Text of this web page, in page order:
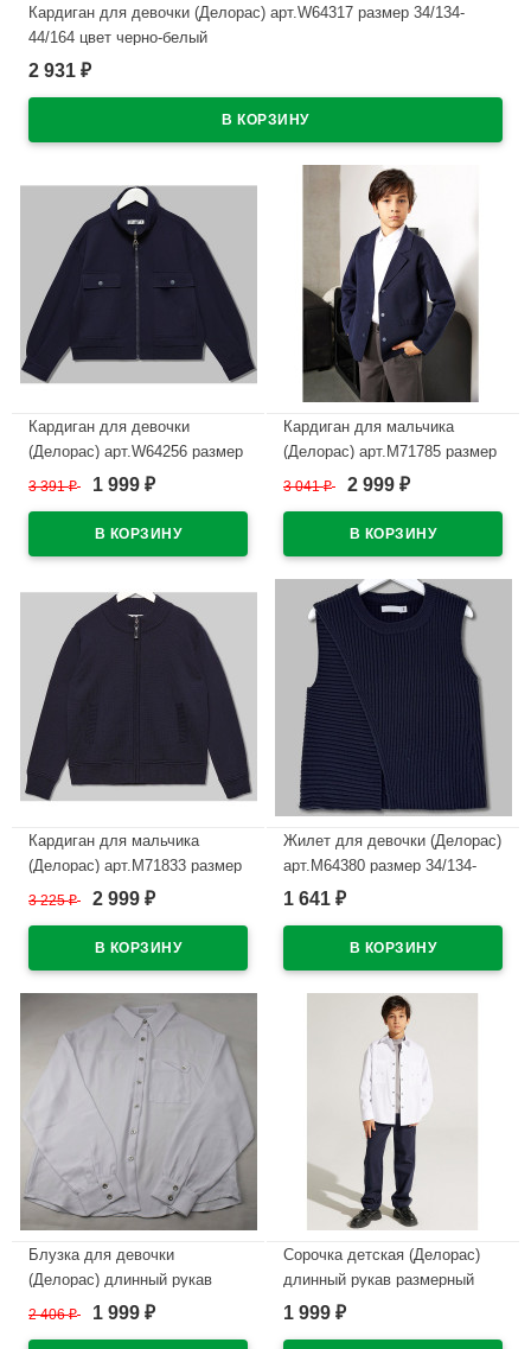
Кардиган для девочки (Делорас) арт.W64317 размер 34/134-
44/164 цвет черно-белый
В наличии
2 931 ₽
Кардиган для девочки
(Делорас) арт.W64256 размер
40/152-44/164 цвет синий
3 391₽ 1 999 ₽
Кардиган для мальчика
(Делорас) арт.M71785 размер
34/134-44/164 цвет синий
3 041₽ 2 999 ₽
Кардиган для мальчика
(Делорас) арт.M71833 размер
34/134-44/164 цвет синий
3 225₽ 2 999 ₽
Жилет для девочки (Делорас)
арт.M64380 размер 34/134-
44/164 цвет синий
1 641 ₽
Блузка для девочки
(Делорас) длинный рукав
цвет белый арт.C64151N
2 406₽ 1 999 ₽
Сорочка детская (Делорас)
длинный рукав размерный
ряд 37/164-170 цвет черный
1 999 ₽